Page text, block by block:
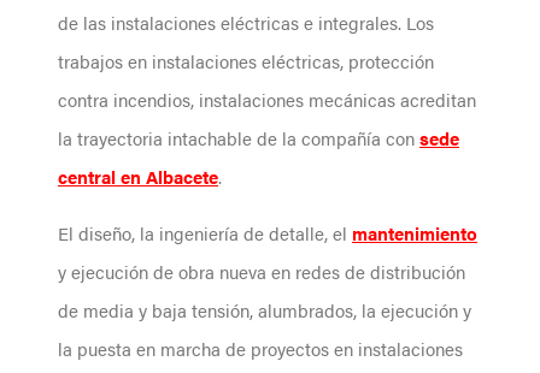
de las instalaciones eléctricas e integrales. Los
trabajos en instalaciones eléctricas, protección
contra incendios, instalaciones mecánicas acreditan
la trayectoria intachable de la compañía consede
central en Albacete.
El diseño, la ingeniería de detalle, el mantenimiento
y ejecución de obra nueva en redes de distribución
de media y baja tensión, alumbrados, la ejecución y
la puesta en marcha de proyectos en instalaciones